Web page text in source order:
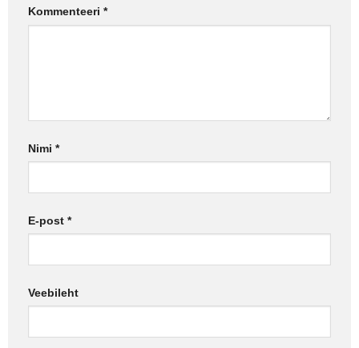
Kommenteeri *
Nimi *
E-post *
Veebileht